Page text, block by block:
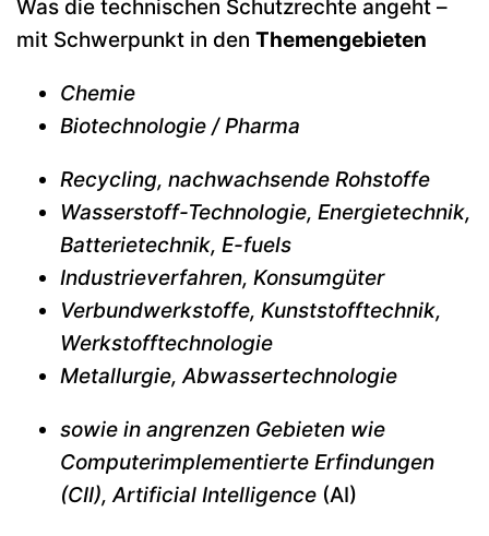
Was die technischen Schutzrechte angeht –
mit Schwerpunkt in den Themengebieten
Chemie
Biotechnologie / Pharma
Recycling, nachwachsende Rohstoffe
Wasserstoff-Technologie, Energietechnik,
Batterietechnik, E-fuels
Industrieverfahren, Konsumgüter
Verbundwerkstoffe, Kunststofftechnik,
Werkstofftechnologie
Metallurgie, Abwassertechnologie
sowie in angrenzen Gebieten wie
Computerimplementierte Erfindungen
(CII), Artificial Intelligence (AI)